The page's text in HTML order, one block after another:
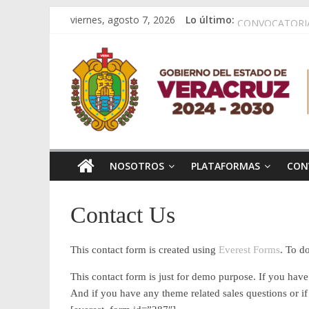
Saltar
contenido
viernes, agosto 7, 2026 Lo último:
Padrón
Veracruz,
APOYOS
Consejo
Veracruzano
de
Investigación
Científica
y
Desarrollo
NOSOTROS PLATAFORMAS
Contact Us
This contact form is created using Everest Forms. To
This contact form is just for demo purpose. If you
And if you have any theme related sales questions or